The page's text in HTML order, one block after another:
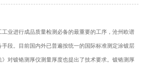
业进行成品质量检测必备的最重要的工序，沧州欧谱
段。目前国内外已普遍按统一的国际标准测定涂镀层
》对镀铬测厚仪测量厚度也提出了技术要求。镀铬测厚